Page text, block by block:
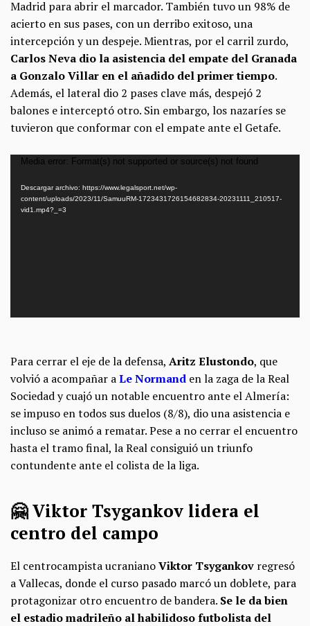
Madrid para abrir el marcador. También tuvo un 98% de
acierto en sus pases, con un derribo exitoso, una
intercepción y un despeje. Mientras, por el carril zurdo,
Carlos Neva dio la asistencia del empate del Granada
a Gonzalo Villar en el añadido del primer tiempo.
Además, el lateral dio 2 pases clave más, despejó 2
balones e interceptó otro. Sin embargo, los nazaríes se
tuvieron que conformar con el empate ante el Getafe.
Reproductor
vídeo
Media error: Format(s) not supported or source(s) not found
Descargar archivo: https://www.legalsport.net/wp-
content/uploads/2023/11/SamuuRM-1723431726154682834-20231111_210517-
vid1.mp4?_=3
Para cerrar el eje de la defensa, Aritz Elustondo, que
volvió a acompañar aLe Normand en la zaga de la Real
Sociedad y cuajó un notable encuentro ante el Almería:
se impuso en todos sus duelos (8/8), dio una asistencia e
incluso se animó a rematar. Pese a no cerrar el encuentro
hasta el tramo final, la Real consiguió un triunfo
contundente ante el colista de la liga.
🤗 Viktor Tsygankov lidera el
centro del campo
El centrocampista ucranianoViktor Tsygankov regresó
a Vallecas, donde el curso pasado marcó un doblete, para
protagonizar otro encuentro de bandera. Se le da bien
el estadio madrileño al habilidoso futbolista del